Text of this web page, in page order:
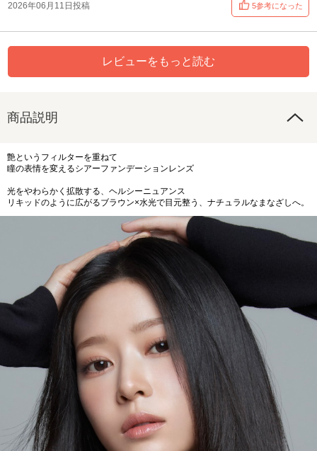
2026年06月11日投稿 5参考になった
レビューをもっと読む
商品説明
艶というフィルターを重ねて
瞳の表情を変えるシアーファンデーションレンズ
光をやわらかく拡散する、ヘルシーニュアンス
リキッドのように広がるブラウン×水光で目元整う、ナチュラルなまなざしへ。